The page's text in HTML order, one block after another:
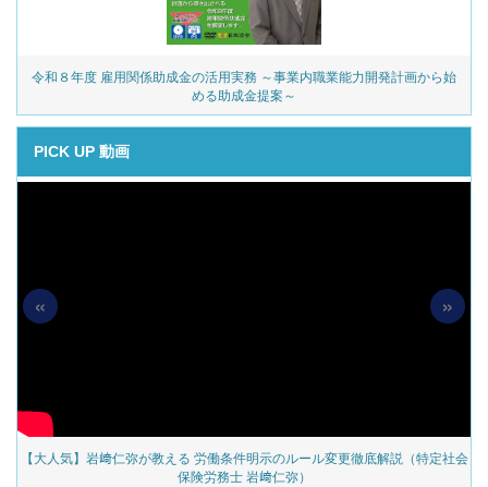
令和８年度 雇用関係助成金の活用実務 ～事業内職業能力開発計画から始
める助成金提案～
PICK UP 動画
【大人気】岩﨑仁弥が教える 労働条件明示のルール変更徹底解説（特定社会
保険労務士 岩﨑仁弥）
« »